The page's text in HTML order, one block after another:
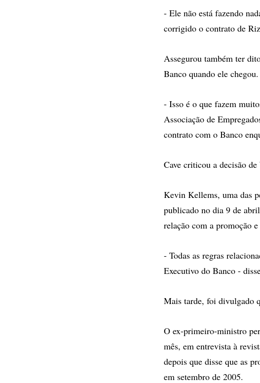
- Ele não está fazendo
corrigido o contrato de
Assegurou também ter
Banco quando ele chegou.
- Isso é o que fazem
Associação de
contrato com o Banco
Cave criticou a decisão
Kevin Kellems, uma das
publicado no dia 9 de
relação com a promoção
- Todas as regras
Executivo do Banco -
Mais tarde, foi divulgado
O ex-primeiro-ministro
mês, em entrevista à
depois que disse que as
em setembro de 2005.